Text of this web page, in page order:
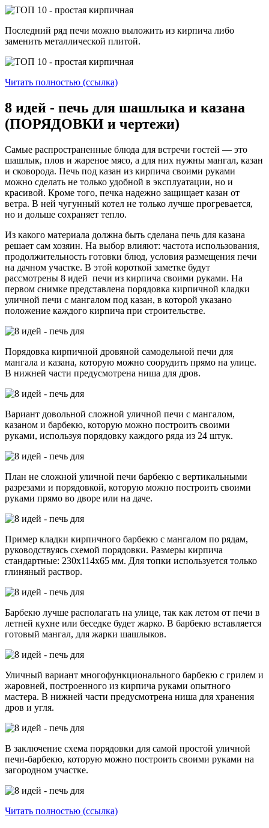
Последний ряд печи можно выложить из кирпича либо
заменить металлической плитой.
Читать полностью (ссылка)
8 идей - печь для шашлыка и казана
(ПОРЯДОВКИ и чертежи)
Самые распространенные блюда для встречи гостей — это
шашлык, плов и жареное мясо, а для них нужны мангал, казан
и сковорода. Печь под казан из кирпича своими руками
можно сделать не только удобной в эксплуатации, но и
красивой. Кроме того, печка надежно защищает казан от
ветра. В ней чугунный котел не только лучше прогревается,
но и дольше сохраняет тепло.
Из какого материала должна быть сделана печь для казана
решает сам хозяин. На выбор влияют: частота использования,
продолжительность готовки блюд, условия размещения печи
на дачном участке. В этой короткой заметке будут
рассмотрены 8 идей печи из кирпича своими руками. На
первом снимке представлена порядовка кирпичной кладки
уличной печи с мангалом под казан, в которой указано
положение каждого кирпича при строительстве.
Порядовка кирпичной дровяной самодельной печи для
мангала и казана, которую можно соорудить прямо на улице.
В нижней части предусмотрена ниша для дров.
Вариант довольной сложной уличной печи с мангалом,
казаном и барбекю, которую можно построить своими
руками, используя порядовку каждого ряда из 24 штук.
План не сложной уличной печи барбекю с вертикальными
разрезами и порядовкой, которую можно построить своими
руками прямо во дворе или на даче.
Пример кладки кирпичного барбекю с мангалом по рядам,
руководствуясь схемой порядовки. Размеры кирпича
стандартные: 230х114х65 мм. Для топки используется только
глиняный раствор.
Барбекю лучше располагать на улице, так как летом от печи в
летней кухне или беседке будет жарко. В барбекю вставляется
готовый мангал, для жарки шашлыков.
Уличный вариант многофункционального барбекю с грилем и
жаровней, построенного из кирпича руками опытного
мастера. В нижней части предусмотрена ниша для хранения
дров и угля.
В заключение схема порядовки для самой простой уличной
печи-барбекю, которую можно построить своими руками на
загородном участке.
Читать полностью (ссылка)